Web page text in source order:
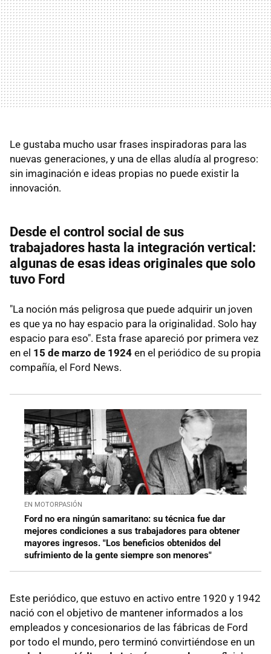
Le gustaba mucho usar frases inspiradoras para las
nuevas generaciones, y una de ellas aludía al progreso:
sin imaginación e ideas propias no puede existir la
innovación.
Desde el control social de sus
trabajadores hasta la integración vertical:
algunas de esas ideas originales que solo
tuvo Ford
"La noción más peligrosa que puede adquirir un joven
es que ya no hay espacio para la originalidad. Solo hay
espacio para eso". Esta frase apareció por primera vez
en el 15 de marzo de 1924 en el periódico de su propia
compañía, el Ford News.
EN MOTORPASIÓN
Ford no era ningún samaritano: su técnica fue dar
mejores condiciones a sus trabajadores para obtener
mayores ingresos. "Los beneficios obtenidos del
sufrimiento de la gente siempre son menores"
Este periódico, que estuvo en activo entre 1920 y 1942
nació con el objetivo de mantener informados a los
empleados y concesionarios de las fábricas de Ford
por todo el mundo, pero terminó convirtiéndose en un